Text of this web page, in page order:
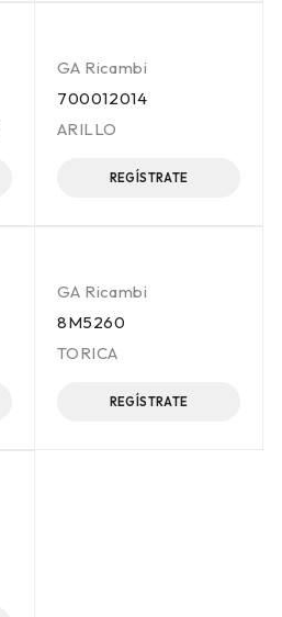
GA Ricambi
700012014
ARILLO
REGÍSTRATE
GA Ricambi
8M5260
TORICA
REGÍSTRATE